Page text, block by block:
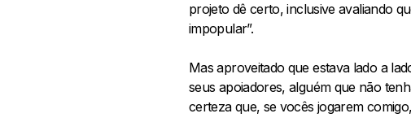
projeto dê certo, inclusive avaliando
impopular”.
Mas aproveitado que estava lado a
seus apoiadores, alguém que não
certeza que, se vocês jogarem